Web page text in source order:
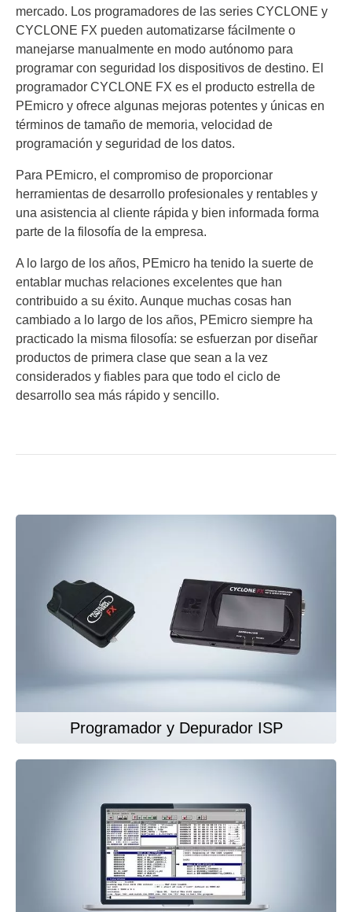
mercado. Los programadores de las series CYCLONE y
CYCLONE FX pueden automatizarse fácilmente o
manejarse manualmente en modo autónomo para
programar con seguridad los dispositivos de destino. El
programador CYCLONE FX es el producto estrella de
PEmicro y ofrece algunas mejoras potentes y únicas en
términos de tamaño de memoria, velocidad de
programación y seguridad de los datos.
Para PEmicro, el compromiso de proporcionar
herramientas de desarrollo profesionales y rentables y
una asistencia al cliente rápida y bien informada forma
parte de la filosofía de la empresa.
A lo largo de los años, PEmicro ha tenido la suerte de
entablar muchas relaciones excelentes que han
contribuido a su éxito. Aunque muchas cosas han
cambiado a lo largo de los años, PEmicro siempre ha
practicado la misma filosofía: se esfuerzan por diseñar
productos de primera clase que sean a la vez
considerados y fiables para que todo el ciclo de
desarrollo sea más rápido y sencillo.
Programador y Depurador ISP